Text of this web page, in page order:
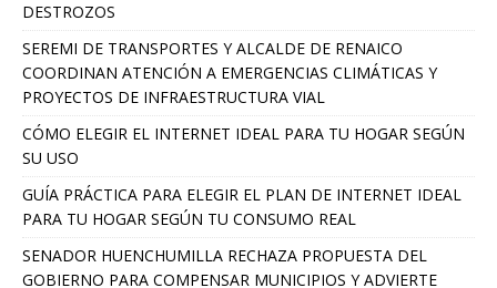
DESTROZOS
SEREMI DE TRANSPORTES Y ALCALDE DE RENAICO
COORDINAN ATENCIÓN A EMERGENCIAS CLIMÁTICAS Y
PROYECTOS DE INFRAESTRUCTURA VIAL
CÓMO ELEGIR EL INTERNET IDEAL PARA TU HOGAR SEGÚN
SU USO
GUÍA PRÁCTICA PARA ELEGIR EL PLAN DE INTERNET IDEAL
PARA TU HOGAR SEGÚN TU CONSUMO REAL
SENADOR HUENCHUMILLA RECHAZA PROPUESTA DEL
GOBIERNO PARA COMPENSAR MUNICIPIOS Y ADVIERTE